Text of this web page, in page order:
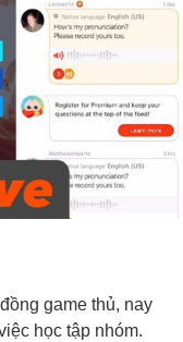
game thủ, nay
học tập nhóm.